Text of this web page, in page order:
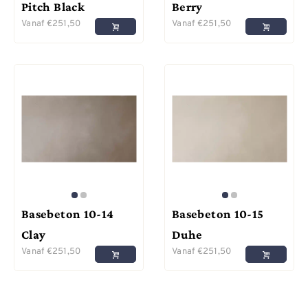
Pitch Black
Vanaf €251,50
Berry
Vanaf €251,50
Basebeton 10-14
Clay
Vanaf €251,50
Basebeton 10-15
Duhe
Vanaf €251,50